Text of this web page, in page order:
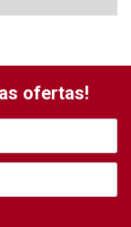
ofertas!